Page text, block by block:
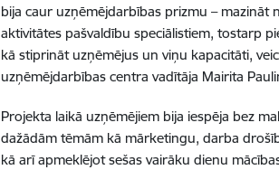
bija caur uzņēmējdarbības prizmu –
aktivitātes pašvaldību speciālistiem, tostarp
kā stiprināt uzņēmējus un viņu kapacitāti,
uzņēmējdarbības centra vadītāja Mairita
Projekta laikā uzņēmējiem bija iespēja bez
dažādām tēmām kā mārketingu, darba
kā arī apmeklējot sešas vairāku dienu